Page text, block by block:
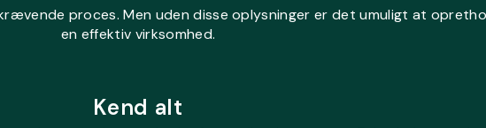
proces. Men uden disse oplysninger er det umuligt at
en effektiv virksomhed.
Kend alt